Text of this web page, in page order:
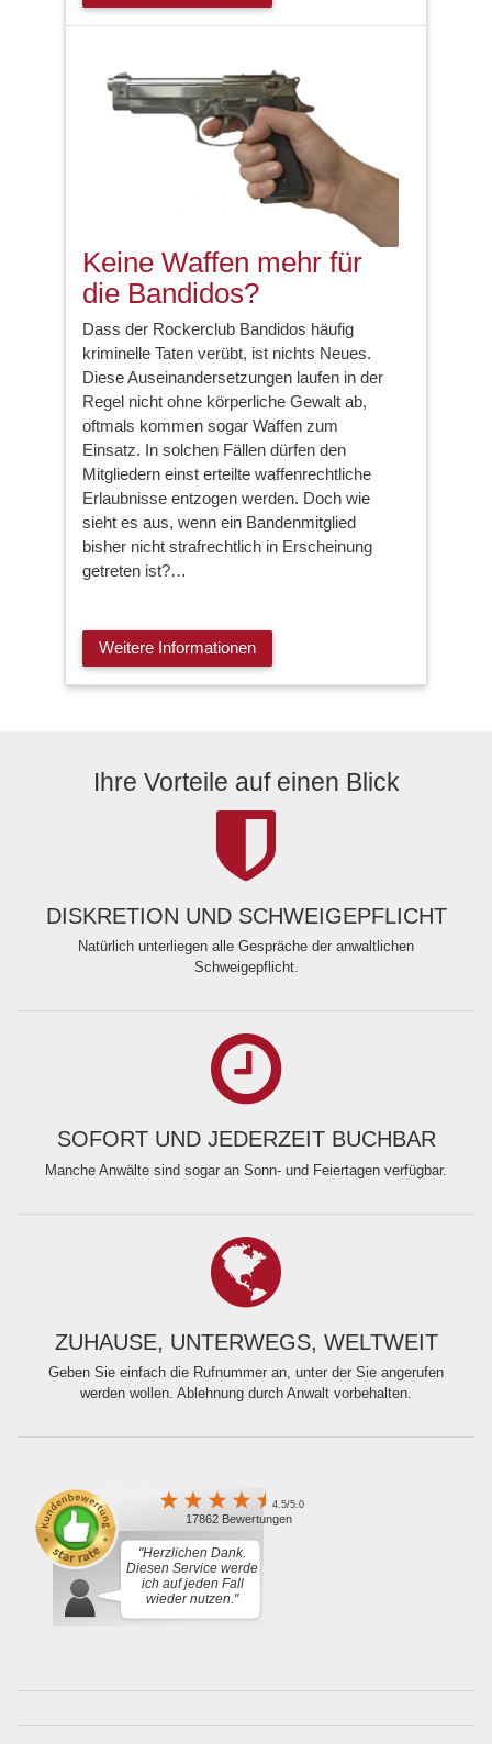
Keine Waffen mehr für
die Bandidos?
Dass der Rockerclub Bandidos häufig
kriminelle Taten verübt, ist nichts Neues.
Diese Auseinandersetzungen laufen in der
Regel nicht ohne körperliche Gewalt ab,
oftmals kommen sogar Waffen zum
Einsatz. In solchen Fällen dürfen den
Mitgliedern einst erteilte waffenrechtliche
Erlaubnisse entzogen werden. Doch wie
sieht es aus, wenn ein Bandenmitglied
bisher nicht strafrechtlich in Erscheinung
getreten ist?…
Weitere Informationen
Ihre Vorteile auf einen Blick
DISKRETION UND SCHWEIGEPFLICHT
Natürlich unterliegen alle Gespräche der anwaltlichen
Schweigepflicht.
SOFORT UND JEDERZEIT BUCHBAR
Manche Anwälte sind sogar an Sonn- und Feiertagen verfügbar.
ZUHAUSE, UNTERWEGS, WELTWEIT
Geben Sie einfach die Rufnummer an, unter der Sie angerufen
werden wollen. Ablehnung durch Anwalt vorbehalten.
4.5/5.0
17862 Bewertungen
"Herzlichen Dank.
Diesen Service werde
ich auf jeden Fall
wieder nutzen."